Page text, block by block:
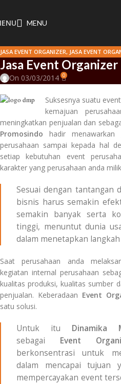
MENU
JASA EVENT ORGANIZER, JASA EVENT
Jasa Event
On 03/03/2014 0
Suksesnya suatu
kemajuan
meningkatkan penjualan dan
Promosindo hadir menawarkan
perusahaan sampai kepada hal
setiap kebutuhan event
karakter yang perusahaan anda
Sesuai dengan tantangan
bisnis harus semakin
semakin banyak serta
tinggi, menuntut dunia
dalam menetapkan
Saat perusahaan anda
kegiatan internal perusahaan
kualitas produksi, kualitas sumber
penjualan. Keberadaan Event
satu solusi.
Untuk itu Dinamika
sebagai Event
berkonsentrasi untuk
dalam mencapai tujuan
mempercayakan event